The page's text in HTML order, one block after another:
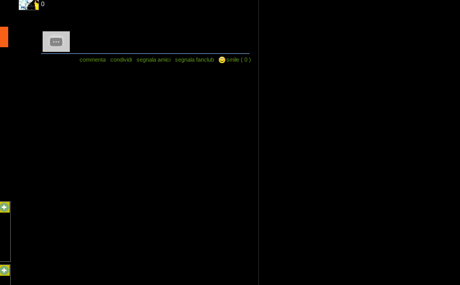
0
commenta condividi segnala amici segnala fanclub smile ( 0 )